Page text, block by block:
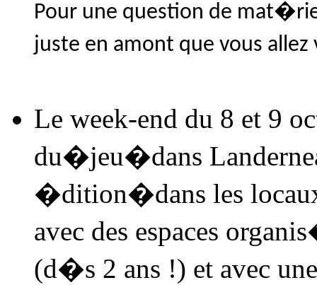
Pour une question de
juste en amont que vous
Le week-end du 8 et 9
du�jeu�dans
�dition�dans les
avec des espaces
(d�s 2 ans !) et avec